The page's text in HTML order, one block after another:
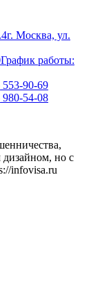
г. Москва, ул.
График работы:
90-69
54-08
дизайном, но с
infovisa.ru